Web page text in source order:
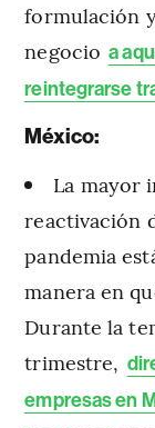
formulación
negocio a
reintegrarse
México:
La mayor
reactivación
pandemia
manera en
Durante la
trimestre,
empresas en